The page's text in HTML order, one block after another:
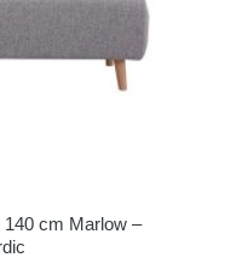
cm Marlow –